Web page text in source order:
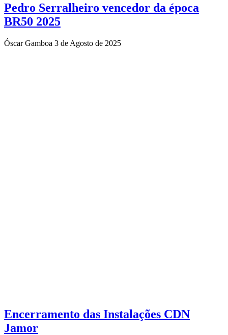
Pedro Serralheiro vencedor da época
BR50 2025
Óscar Gamboa 3 de Agosto de 2025
Encerramento das Instalações CDN
Jamor